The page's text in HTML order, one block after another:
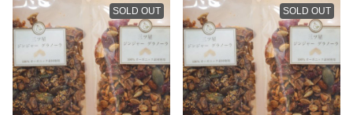
SOLD OUT SOLD OUT